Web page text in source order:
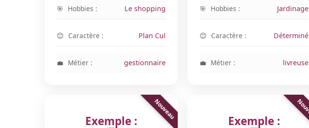
Hobbies : Le shopping
Caractère : Plan Cul
Métier : gestionnaire
Hobbies : Jardinage
Caractère : Déterminé
Métier : livreuse
Exemple : Exemple :